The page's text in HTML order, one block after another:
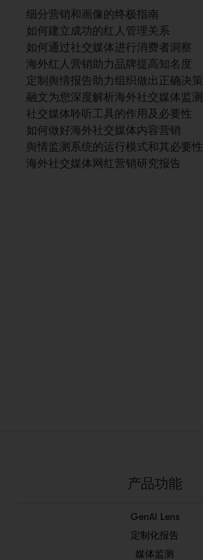
细分营销和画像的终极指南
如何建立成功的红人管理关系
如何通过社交媒体进行消费者洞察
海外红人营销助力品牌提高知名度
定制舆情报告助力组织做出正确决策
融文为您深度解析海外社交媒体监测
社交媒体聆听工具的作用及必要性
如何做好海外社交媒体内容营销
舆情监测系统的运行模式和其必要性
海外社交媒体网红营销研究报告
产品功能
GenAI Lens
定制化报告
媒体监测